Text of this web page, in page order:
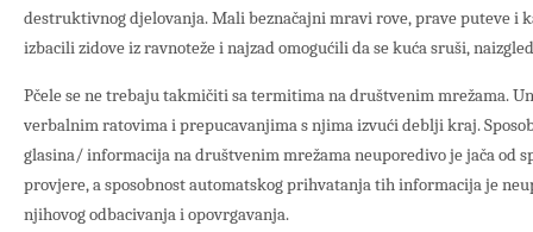
destruktivnog djelovanja. Mali beznačajni mravi rove, prave puteve i
izbacili zidove iz ravnoteže i najzad omogućili da se kuća sruši,
Pčele se ne trebaju takmičiti sa termitima na društvenim mrežama.
verbalnim ratovima i prepucavanjima s njima izvući deblji kraj.
glasina/ informacija na društvenim mrežama neuporedivo je jača od
provjere, a sposobnost automatskog prihvatanja tih informacija je
njihovog odbacivanja i opovrgavanja.